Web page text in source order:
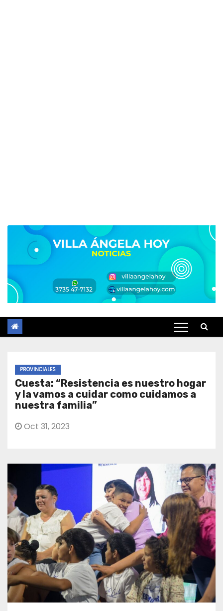
PROVINCIALES
Cuesta: “Resistencia es nuestro hogar
y la vamos a cuidar como cuidamos a
nuestra familia”
Oct 31, 2023